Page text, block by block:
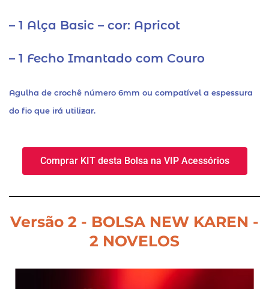
– 1 Alça Basic – cor: Apricot
– 1 Fecho Imantado com Couro
Agulha de crochê número 6mm ou compatível a espessura
do fio que irá utilizar.
Comprar KIT desta Bolsa na VIP Acessórios
Versão 2 - BOLSA NEW KAREN -
2 NOVELOS